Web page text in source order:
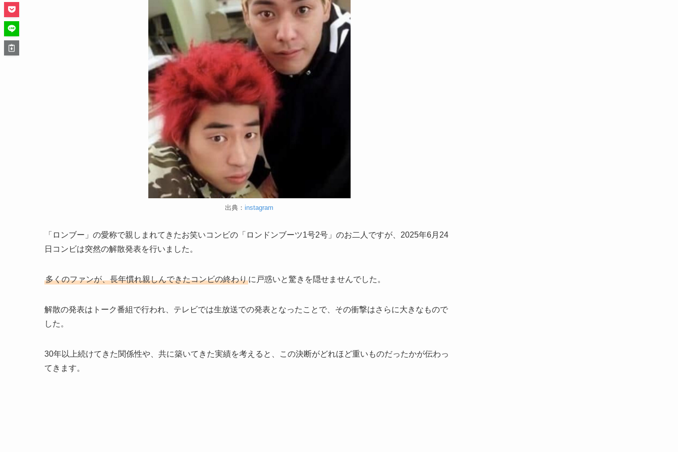
出典： instagram
「ロンブー」の愛称で親しまれてきたお笑いコンビの「ロンドンブーツ1号2号」のお二人ですが、2025年6月24
日コンビは突然の解散発表を行いました。
多くのファンが、長年慣れ親しんできたコンビの終わりに戸惑いと驚きを隠せませんでした。
解散の発表はトーク番組で行われ、テレビでは生放送での発表となったことで、その衝撃はさらに大きなもので
した。
30年以上続けてきた関係性や、共に築いてきた実績を考えると、この決断がどれほど重いものだったかが伝わっ
てきます。